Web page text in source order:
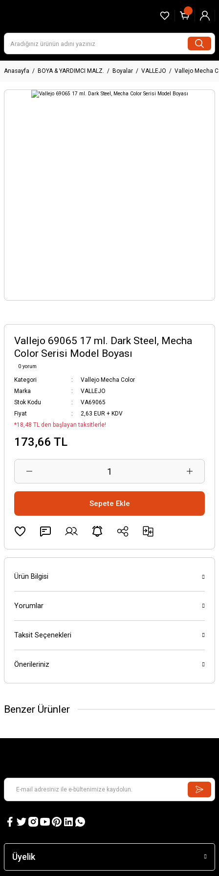
Anasayfa BOYA & YARDIMCI MALZ. Boyalar VALLEJO Vallejo Mecha
Vallejo 69065 17 ml. Dark Steel, Mecha
Color Serisi Model Boyası
0 yorum
Kategori
Vallejo Mecha Color
Marka
VALLEJO
Stok Kodu
VA69065
Fiyat
2,63 EUR + KDV
*18,48 TL den başlayan taksitlerle!
173,66 TL
Sepete Ekle
Ürün Bilgisi
Yorumlar
Taksit Seçenekleri
Önerileriniz
Benzer Ürünler
Üyelik